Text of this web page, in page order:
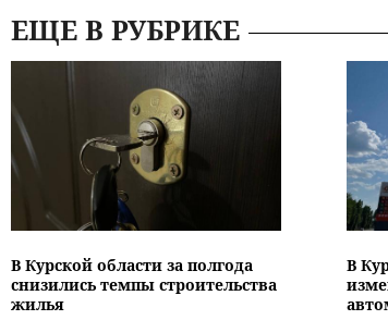
ЕЩЕ В РУБРИКЕ
В Курской области за полгода
снизились темпы строительства
жилья
В